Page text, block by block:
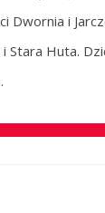
Dwornia i
Stara Huta.